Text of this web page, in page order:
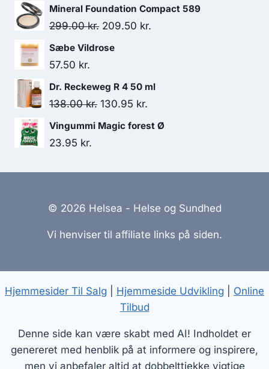
Mineral Foundation Compact 589
299.00kr. Den
oprindelige
299.00 kr..
209.50 kr.
Sæbe Vildrose
57.50 kr.
Dr. Reckeweg R 4 50 ml
138.00kr. Den
oprindelige
138.00 kr..
130.95 kr.
aktuelle
130.95 kr..
Vingummi Magic forest Ø
23.95 kr.
© 2026 Helsea - Helse og Sundhed
Vi henviser til affiliate links på siden.
Hjemmesider Til Salg Hjemmeside Udvikling
Online
Tilbud
Denne side kan være skabt med AI! Indholdet er
genereret med henblik på at informere og inspirere,
men vi anbefaler altid at dobbelttjekke vigtige